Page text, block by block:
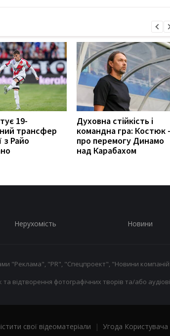
19-
трансфер
з Райо
Духовна стійкість і
командна гра: Костюк -
про перемогу Динамо
над Карабахом
Нерухомість Новини
"Реклама", "PR", "Спецпроект", "Новини
відтворення фотографічних творів та/або
свої відеоматеріали | Угода Користувача